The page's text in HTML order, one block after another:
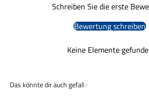
Schreiben Sie die erste
Bewertung schreiben
Keine Elemente